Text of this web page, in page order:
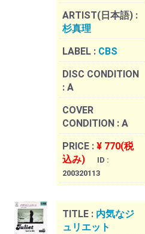
ARTIST(日本語) :
杉真理
LABEL : CBS
DISC CONDITION
: A
COVER
CONDITION : A
PRICE : ¥ 770(税
込み)
ID :
200320113
TITLE : 内気なジ
ュリエット